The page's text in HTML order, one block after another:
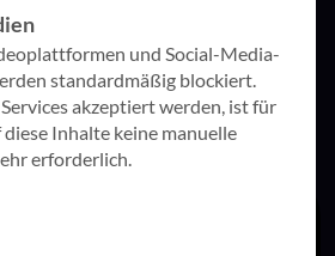
365 Copilot mit klarer
und Social-Media-
standardmäßig blockiert.
akzeptiert werden, ist für
Inhalte keine manuelle
erforderlich.